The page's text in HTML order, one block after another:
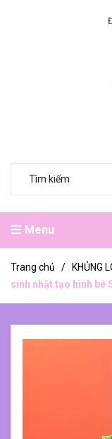
Menu
Trang chủ / KHỦNG
sinh nhật tạo hình bé